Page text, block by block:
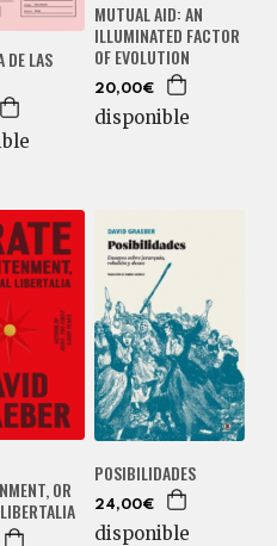
DE LAS
MUTUAL AID: AN
ILLUMINATED FACTOR
OF EVOLUTION
20,00€
disponible
OR
POSIBILIDADES
24,00€
disponible